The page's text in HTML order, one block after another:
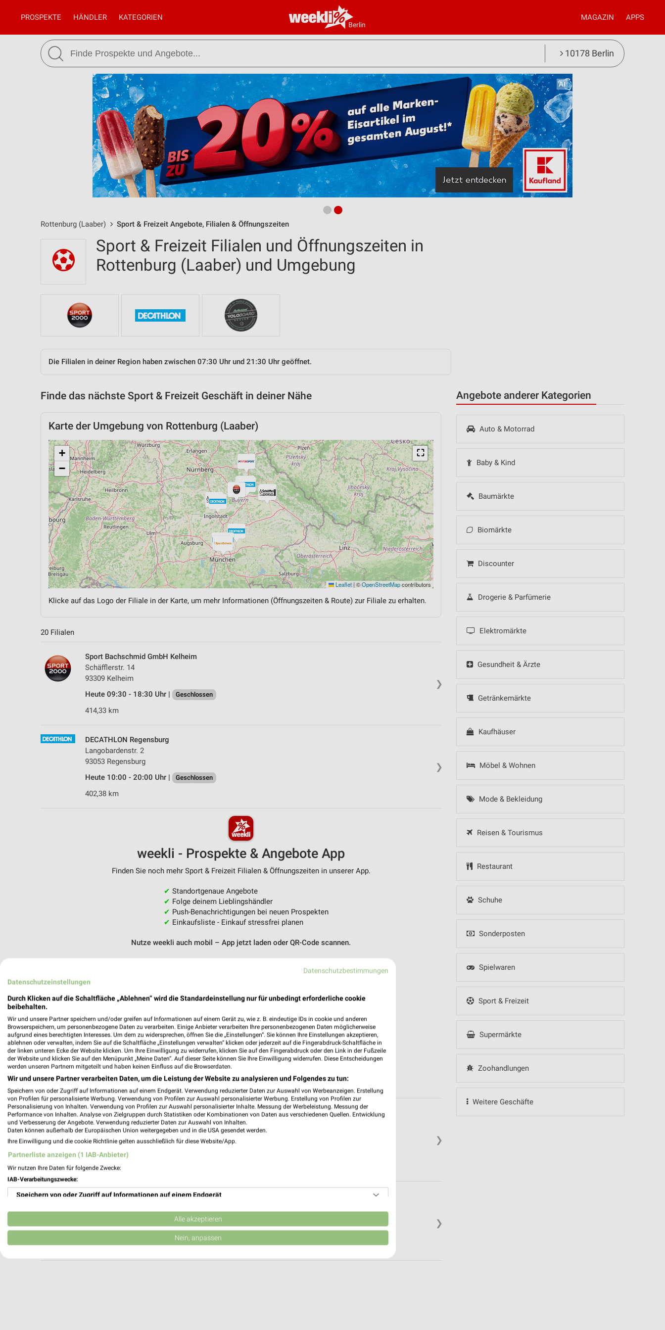
Berlin
PROSPEKTE HÄNDLER KATEGORIEN MAGAZIN APPS
10178 Berlin
Rottenburg (Laaber) Sport & Freizeit Angebote, Filialen & Öffnungszeiten
Angebote anderer Kategorien
Auto & Motorrad
Baby & Kind
Baumärkte
Biomärkte
Discounter
Drogerie & Parfümerie
Elektromärkte
Gesundheit & Ärzte
Getränkemärkte
Kaufhäuser
Möbel & Wohnen
Mode & Bekleidung
Reisen & Tourismus
Restaurant
Schuhe
Sonderposten
Spielwaren
Sport & Freizeit
Supermärkte
Zoohandlungen
Weitere Geschäfte
Sport & Freizeit Filialen und Öffnungszeiten in
Rottenburg (Laaber) und Umgebung
Die Filialen in deiner Region haben zwischen 07:30 Uhr und 21:30 Uhr geöffnet.
Finde das nächste Sport & Freizeit Geschäft in deiner Nähe
Karte der Umgebung von Rottenburg (Laaber)
⛶
+
−
Leaflet |©OpenStreetMapcontributors
Klicke auf das Logo der Filiale in der Karte, um mehr Informationen (Öffnungszeiten & Route) zur Filiale zu erhalten.
20 Filialen
❯
Sport Bachschmid GmbH Kelheim
Schäfflerstr. 14
93309 Kelheim
Heute 09:30 - 18:30 Uhr |
Geschlossen
414,33 km
❯
DECATHLON Regensburg
Langobardenstr. 2
93053 Regensburg
Heute 10:00 - 20:00 Uhr |
Geschlossen
402,38 km
weekli - Prospekte & Angebote App
Finden Sie noch mehr Sport & Freizeit Filialen & Öffnungszeiten in unserer App.
✔ Standortgenaue Angebote
✔ Folge deinem Lieblingshändler
✔ Push-Benachrichtigungen bei neuen Prospekten
✔ Einkaufsliste - Einkauf stressfrei planen
Nutze weekli auch mobil – App jetzt laden oder QR-Code scannen.
❯
Zweirad Stadler Regensburg
Kirchmeierstraße 22
93051 Regensburg
Heute 10:00 - 20:00 Uhr |
401,48 km
❯
Kieser Training Regensburg
Heute 07:30 - 21:30 Uhr | Geschlossen
Datenschutzbestimmungen
Datenschutzeinstellungen
Durch Klicken auf die Schaltfläche „Ablehnen“ wird die Standardeinstellung nur für unbedingt erforderliche cookie
beibehalten.
Wir und unsere Partner speichern und/oder greifen auf Informationen auf einem Gerät zu, wie z. B. eindeutige IDs in cookie und anderen
Browserspeichern, um personenbezogene Daten zu verarbeiten. Einige Anbieter verarbeiten Ihre personenbezogenen Daten möglicherweise
aufgrund eines berechtigten Interesses. Um dem zu widersprechen, öffnen Sie die „Einstellungen“. Sie können Ihre Einstellungen akzeptieren,
ablehnen oder verwalten, indem Sie auf die Schaltfläche „Einstellungen verwalten“ klicken oder jederzeit auf die Fingerabdruck-Schaltfläche in
der linken unteren Ecke der Website klicken. Um Ihre Einwilligung zu widerrufen, klicken Sie auf den Fingerabdruck oder den Link in der Fußzeile
der Website und klicken Sie auf den Menüpunkt „Meine Daten“. Auf dieser Seite können Sie Ihre Einwilligung widerrufen. Diese Entscheidungen
werden unseren Partnern mitgeteilt und haben keinen Einfluss auf die Browserdaten.
Wir und unsere Partner verarbeiten Daten, um die Leistung der Website zu analysieren und Folgendes zu tun:
Speichern von oder Zugriff auf Informationen auf einem Endgerät. Verwendung reduzierter Daten zur Auswahl von Werbeanzeigen. Erstellung
von Profilen für personalisierte Werbung. Verwendung von Profilen zur Auswahl personalisierter Werbung. Erstellung von Profilen zur
Personalisierung von Inhalten. Verwendung von Profilen zur Auswahl personalisierter Inhalte. Messung der Werbeleistung. Messung der
Performance von Inhalten. Analyse von Zielgruppen durch Statistiken oder Kombinationen von Daten aus verschiedenen Quellen. Entwicklung
und Verbesserung der Angebote. Verwendung reduzierter Daten zur Auswahl von Inhalten.
Daten können außerhalb der Europäischen Union weitergegeben und in die USA gesendet werden.
Ihre Einwilligung und die cookie Richtlinie gelten ausschließlich für diese Website/App.
Partnerliste anzeigen (1 IAB-Anbieter)
Wir nutzen Ihre Daten für folgende Zwecke:
IAB-Verarbeitungszwecke:
Speichern von oder Zugriff auf Informationen auf einem Endgerät
Verwendung reduzierter Daten zur Auswahl von Werbeanzeigen
Erstellung von Profilen für personalisierte Werbung
Alle akzeptieren
Nein, anpassen